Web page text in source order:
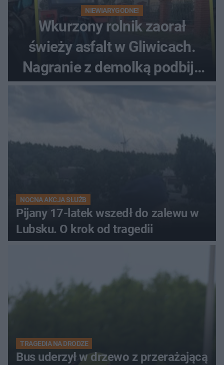
NIEWIARYGODNE!
Wkurzony rolnik zaorał
świeży asfalt w Gliwicach.
Nagranie z demolką podbija
sieć
NOCNA AKCJA SŁUŻB
Pijany 17-latek wszedł do zalewu w
Lubsku. O krok od tragedii
TRAGEDIA NA DRODZE
Bus uderzył w drzewo z przerażającą